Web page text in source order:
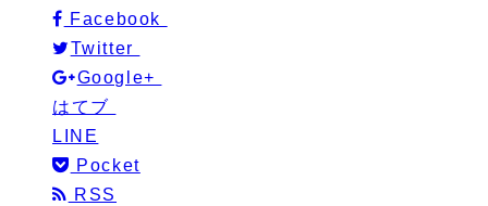
Facebook
Twitter
Google+
はてブ
LINE
Pocket
RSS